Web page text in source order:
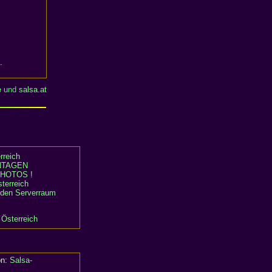
.
und salsa.at
!
Serverraum
Salsa-